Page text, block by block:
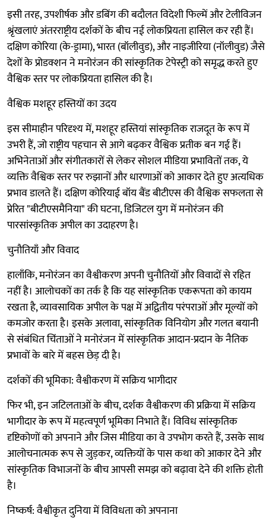
इसी तरह, उपशीर्षक और डबिंग की बदौलत विदेशी फिल्में और टेलीविजन
श्रृंखलाएं अंतरराष्ट्रीय दर्शकों के बीच नई लोकप्रियता हासिल कर रही हैं।
दक्षिण कोरिया (के-ड्रामा), भारत (बॉलीवुड), और नाइजीरिया (नॉलीवुड) जैसे
देशों के प्रोडक्शन ने मनोरंजन की सांस्कृतिक टेपेस्ट्री को समृद्ध करते हुए
वैश्विक स्तर पर लोकप्रियता हासिल की है।
वैश्विक मशहूर हस्तियों का उदय
इस सीमाहीन परिदृश्य में, मशहूर हस्तियां सांस्कृतिक राजदूत के रूप में
उभरी हैं, जो राष्ट्रीय पहचान से आगे बढ़कर वैश्विक प्रतीक बन गई हैं।
अभिनेताओं और संगीतकारों से लेकर सोशल मीडिया प्रभावितों तक, ये
व्यक्ति वैश्विक स्तर पर रुझानों और धारणाओं को आकार देते हुए अत्यधिक
प्रभाव डालते हैं। दक्षिण कोरियाई बॉय बैंड बीटीएस की वैश्विक सफलता से
प्रेरित "बीटीएसमैनिया" की घटना, डिजिटल युग में मनोरंजन की
पारसांस्कृतिक अपील का उदाहरण है।
चुनौतियाँ और विवाद
हालाँकि, मनोरंजन का वैश्वीकरण अपनी चुनौतियों और विवादों से रहित
नहीं है। आलोचकों का तर्क है कि यह सांस्कृतिक एकरूपता को कायम
रखता है, व्यावसायिक अपील के पक्ष में अद्वितीय परंपराओं और मूल्यों को
कमजोर करता है। इसके अलावा, सांस्कृतिक विनियोग और गलत बयानी
से संबंधित चिंताओं ने मनोरंजन में सांस्कृतिक आदान-प्रदान के नैतिक
प्रभावों के बारे में बहस छेड़ दी है।
दर्शकों की भूमिका: वैश्वीकरण में सक्रिय भागीदार
फिर भी, इन जटिलताओं के बीच, दर्शक वैश्वीकरण की प्रक्रिया में सक्रिय
भागीदार के रूप में महत्वपूर्ण भूमिका निभाते हैं। विविध सांस्कृतिक
दृष्टिकोणों को अपनाने और जिस मीडिया का वे उपभोग करते हैं, उसके साथ
आलोचनात्मक रूप से जुड़कर, व्यक्तियों के पास कथा को आकार देने और
सांस्कृतिक विभाजनों के बीच आपसी समझ को बढ़ावा देने की शक्ति होती
है।
निष्कर्ष: वैश्वीकृत दुनिया में विविधता को अपनाना